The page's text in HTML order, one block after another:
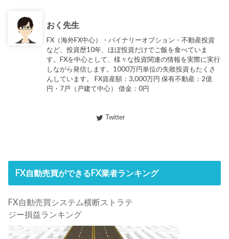
おく先生
FX（海外FX中心）・バイナリーオプション・不動産投資
など、投資歴10年、ほぼ投資だけでご飯を食べていま
す。FXを中心として、様々な投資関連の情報を実際に実行
しながら発信します。1000万円単位の失敗投資もたくさ
んしています。 FX資産額：3,000万円 保有不動産：2億
円・7戸（戸建て中心） 借金：0円
Twitter
FX自動売買ができるFX業者ランキング
FX自動売買システム横断ストラテ
ジー損益ランキング